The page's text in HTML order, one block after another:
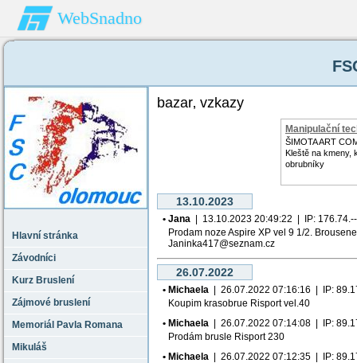
WebSnadno
Hlavní stránka
Závodníci
Kurz Bruslení
Zájmové bruslení
Memoriál Pavla Romana
Mikuláš
bazar‚ vzkazy
Manipulační
ŠIMOTA ART
Kleště na kmeny,
obrubníky
13.10.2023
• Jana | 13.10.2023 20:49:22 | IP:
Prodam noze Aspire XP vel 9 1/2.
Janinka417@seznam.cz
26.07.2022
• Michaela | 26.07.2022 07:16:16 | IP:
Koupim krasobrue Risport vel.40
• Michaela | 26.07.2022 07:14:08 | IP:
Prodám brusle Risport 230
• Michaela | 26.07.2022 07:12:35 | IP: